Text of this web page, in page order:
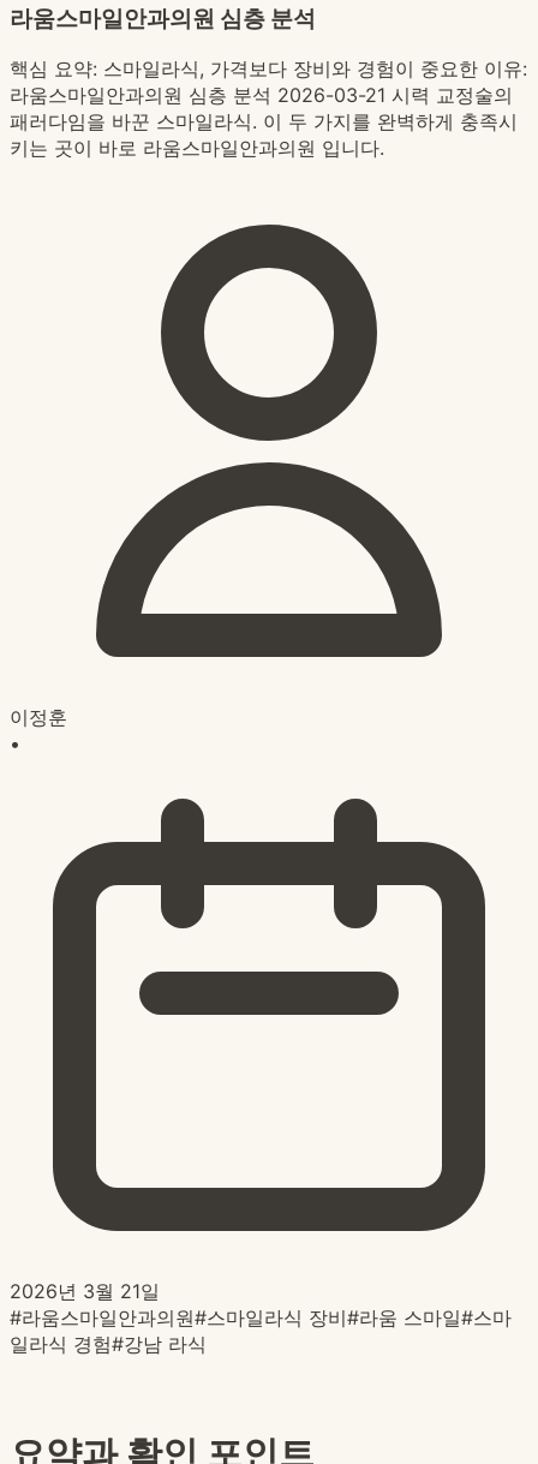
라움스마일안과의원 심층 분석
핵심 요약: 스마일라식, 가격보다 장비와 경험이 중요한 이유:
라움스마일안과의원 심층 분석 2026-03-21 시력 교정술의
패러다임을 바꾼 스마일라식. 이 두 가지를 완벽하게 충족시
키는 곳이 바로 라움스마일안과의원 입니다.
이정훈
•
2026년 3월 21일
#라움스마일안과의원#스마일라식 장비#라움 스마일#스마
일라식 경험#강남 라식
요약과 확인 포인트